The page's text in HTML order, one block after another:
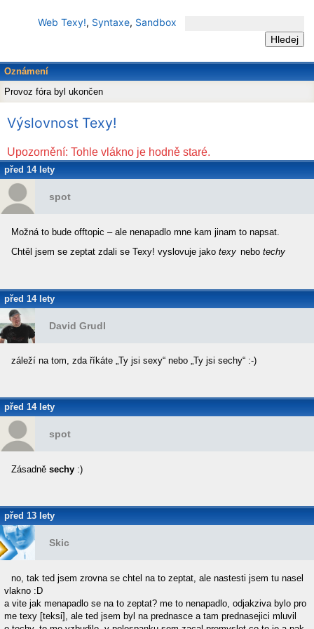
Web Texy!, Syntaxe, Sandbox
Oznámení
Provoz fóra byl ukončen
Výslovnost Texy!
Upozornění: Tohle vlákno je hodně staré.
před 14 lety
spot
Možná to bude offtopic – ale nenapadlo mne kam jinam to napsat.
Chtěl jsem se zeptat zdali se Texy! vyslovuje jakotexy nebo techy
před 14 lety
David Grudl
záleží na tom, zda říkáte „Ty jsi sexy“ nebo „Ty jsi sechy“ :-)
před 14 lety
spot
Zásadněsechy :)
před 13 lety
Skic
no, tak ted jsem zrovna se chtel na to zeptat, ale nastesti jsem tu nasel
vlakno :D
a vite jak menapadlo se na to zeptat? me to nenapadlo, odjakziva bylo pro
me texy [teksi], ale ted jsem byl na prednasce a tam prednasejici mluvil